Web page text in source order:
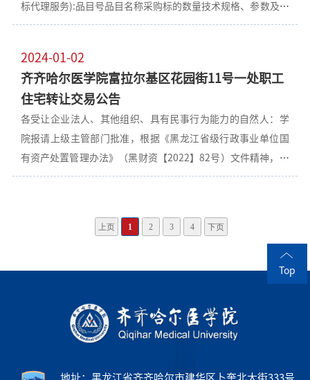
建设工程项目管理有限公司综合排名第10七、主要标的信息服
最长3年）。评审专家名单：尚天歌、倪维芳、徐辉、王丹、张
福明九、公告期限自本公告发布之日起1个工作日。其他补充事
宜：发布本公告的同时发出成交通知书，请成交供应商及时到
齐齐哈尔医学院领取，并在成交通知
标代理服务):品目号品目名称采购标的数量技术规格、参数及要
求1-1其他服务招标代理服务1（年）详见采购文件本合同包不
采取“1+1+1”形式，对本年度考核评价合格的代理机构，次
年续签服务合同，总服务期最长3年）。二、申请人的资格要
求：1.必须具备《政府采购法》第二十二条规定的条件。其
中，近三年内申请人在经营活动中没有重大违法记录（重大违
法记录，是指申请人因违法经营受到刑事处罚或者责令停产停
业、吊销许可证或者执照、较大数额罚款等行政处罚）；2.本
政府采购网代理机构名录内登记的社会代理机构，设有固定营
业场所并配备符合规定数量的专职从业人员。3.与采购人存在
利害关系可能影响采购公正性的法人、其他组织或者个人，不
得参加本项目磋商；供应商企业负责人为同一人或者存在控
2024-01-02
齐齐哈尔医学院富拉尔基区花园街11号一处职工
住宅转让交易公告
各受让企业法人、其他组织、具有民事行为能力的自然人：学
院报请上级主管部门批准，根据《黑龙江省级行政事业单位国
有资产处置管理办法》（黑财资【2022】82号）文件精神，全
权委托黑龙江联合产权交易所有限责任公司对学院富拉尔基区
址:https://www.ejy365.com/info/278665(e交易网站)，欢迎
潜在各受让企业法人、其他组织、具有民事行为能力的自然人
上页 1 2 3 4 下页
Top
地址：黑龙江省齐齐哈尔市建华区卜奎北大街333号